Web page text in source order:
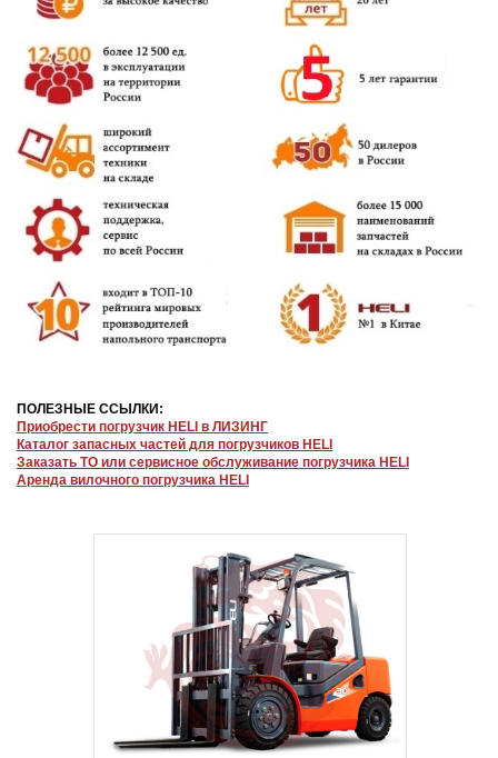
ПОЛЕЗНЫЕ ССЫЛКИ:
Приобрести погрузчик HELI в ЛИЗИНГ
Каталог запасных частей для погрузчиков HELI
Заказать ТО или сервисное обслуживание погрузчика HELI
Аренда вилочного погрузчика HELI